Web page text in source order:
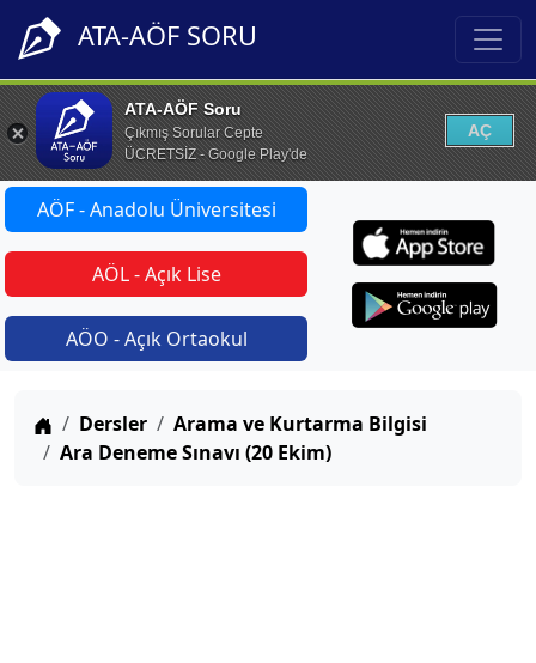
ATA-AÖF SORU
ATA-AÖF Soru
Çıkmış Sorular Cepte
ÜCRETSİZ - Google Play'de
AÇ
AÖF - Anadolu Üniversitesi
AÖL - Açık Lise
AÖO - Açık Ortaokul
Anasayfa
Dersler
Arama ve Kurtarma Bilgisi
Ara Deneme Sınavı (20 Ekim)